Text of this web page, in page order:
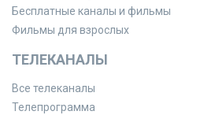
Бесплатные каналы и фильмы
Фильмы для взрослых
ТЕЛЕКАНАЛЫ
Все телеканалы
Телепрограмма